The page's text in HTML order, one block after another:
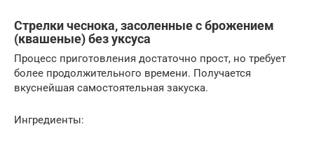
Стрелки чеснока, засоленные с брожением
(квашеные) без уксуса
Процесс приготовления достаточно прост, но требует
более продолжительного времени. Получается
вкуснейшая самостоятельная закуска.
Ингредиенты: